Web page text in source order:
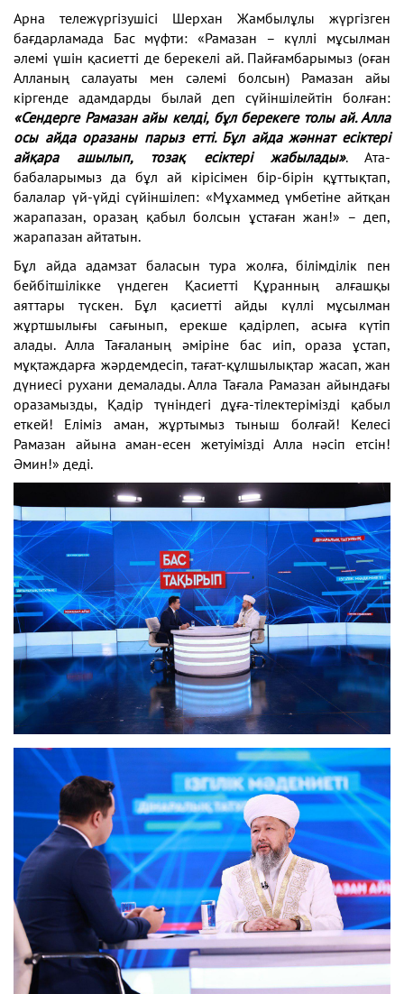
Арна тележүргізушісі Шерхан Жамбылұлы жүргізген
бағдарламада Бас мүфти: «Рамазан – күллі мұсылман
әлемі үшін қасиетті де берекелі ай. Пайғамбарымыз (оған
Алланың салауаты мен сәлемі болсын) Рамазан айы
кіргенде адамдарды былай деп сүйіншілейтін болған:
«Сендерге Рамазан айы келді, бұл берекеге толы ай. Алла
осы айда оразаны парыз етті. Бұл айда жәннат есіктері
айқара ашылып, тозақ есіктері жабылады». Ата-
бабаларымыз да бұл ай кірісімен бір-бірін құттықтап,
балалар үй-үйді сүйіншілеп: «Мұхаммед үмбетіне айтқан
жарапазан, оразаң қабыл болсын ұстаған жан!» – деп,
жарапазан айтатын.
Бұл айда адамзат баласын тура жолға, білімділік пен
бейбітшілікке үндеген Қасиетті Құранның алғашқы
аяттары түскен. Бұл қасиетті айды күллі мұсылман
жұртшылығы сағынып, ерекше қадірлеп, асыға күтіп
алады. Алла Тағаланың әміріне бас иіп, ораза ұстап,
мұқтаждарға жәрдемдесіп, тағат-құлшылықтар жасап, жан
дүниесі рухани демалады. Алла Тағала Рамазан айындағы
оразамызды, Қадір түніндегі дұға-тілектерімізді қабыл
еткей! Еліміз аман, жұртымыз тыныш болғай! Келесі
Рамазан айына аман-есен жетуімізді Алла нәсіп етсін!
Әмин!» деді.